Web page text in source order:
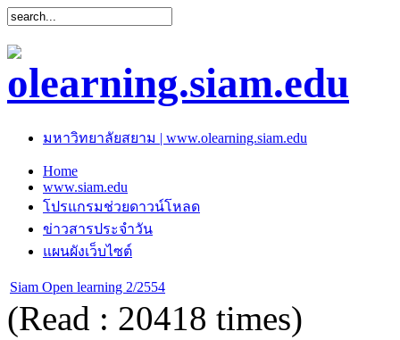
มหาวิทยาลัยสยาม | www.olearning.siam.edu
Home
www.siam.edu
โปรแกรมช่วยดาวน์โหลด
ข่าวสารประจำวัน
แผนผังเว็บไซต์
Siam Open learning 2/2554
(Read : 20418 times)